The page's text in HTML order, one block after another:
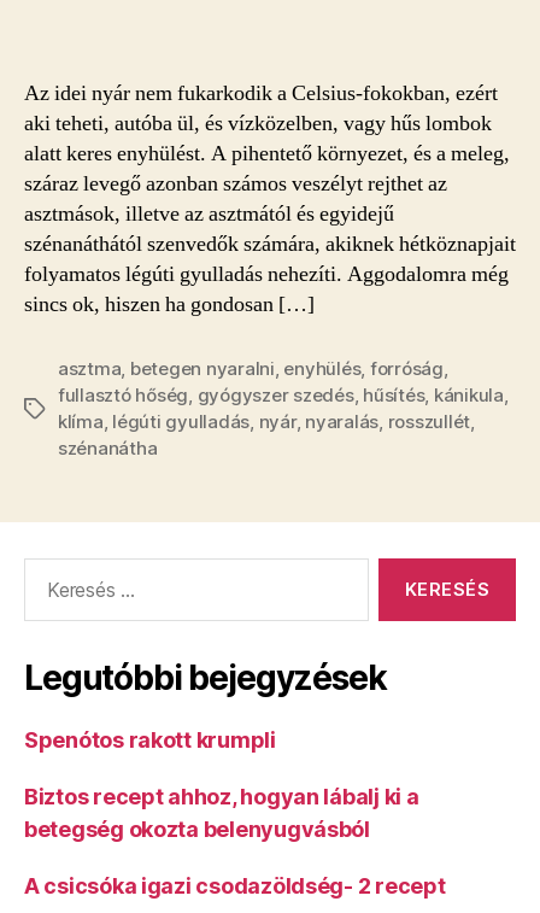
a
nyaralás
ne
legyen
fullasztó
bejegyzéshez
Az idei nyár nem fukarkodik a Celsius-fokokban, ezért
aki teheti, autóba ül, és vízközelben, vagy hűs lombok
alatt keres enyhülést. A pihentető környezet, és a meleg,
száraz levegő azonban számos veszélyt rejthet az
asztmások, illetve az asztmától és egyidejű
szénanáthától szenvedők számára, akiknek hétköznapjait
folyamatos légúti gyulladás nehezíti. Aggodalomra még
sincs ok, hiszen ha gondosan […]
Címkék
asztma betegen nyaralni enyhülés, forróság
fullasztó hőség gyógyszer szedés, hűsítés, kánikula
klíma légúti gyulladás nyár, nyaralás rosszullét
szénanátha
Legutóbbi bejegyzések
Spenótos rakott krumpli
Biztos recept ahhoz, hogyan lábalj ki a
betegség okozta belenyugvásból
A csicsóka igazi csodazöldség- 2 recept